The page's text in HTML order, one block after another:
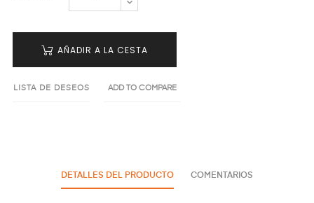
AÑADIR A LA CESTA
LISTA DE DESEOS ADD TO COMPARE
DETALLES DEL PRODUCTO COMENTARIOS